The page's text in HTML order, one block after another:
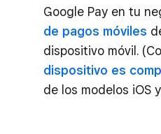
Google Pay en tu
de pagos móviles
dispositivo móvil.
dispositivo es
de los modelos iOS